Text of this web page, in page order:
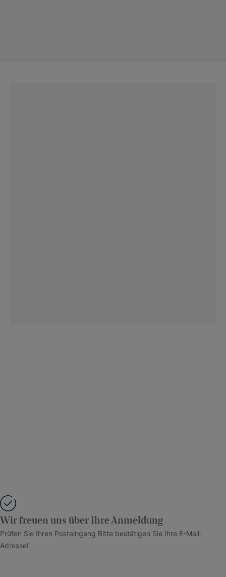
Wir freuen uns über Ihre Anmeldung
Prüfen Sie Ihren Posteingang Bitte bestätigen Sie Ihre E-Mail-
Adresse!